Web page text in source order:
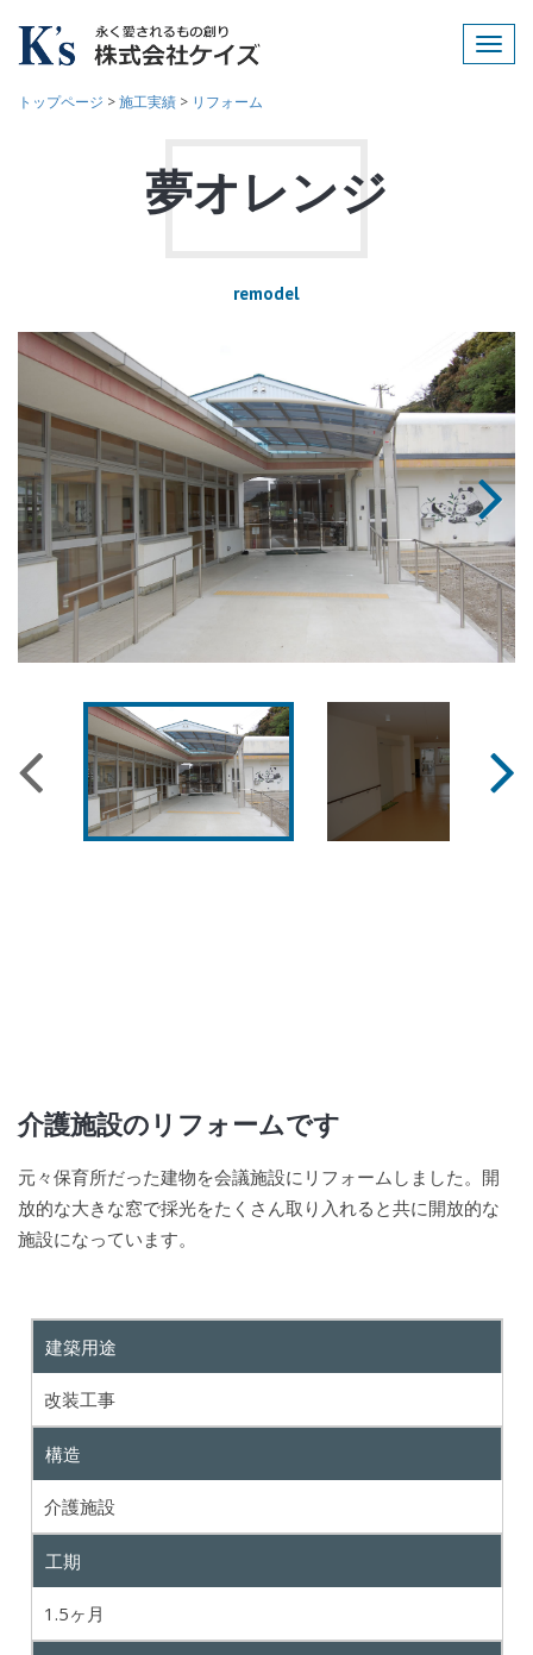
トップページ >施工実績 > リフォーム
夢オレンジ
remodel
介護施設のリフォームです
元々保育所だった建物を会議施設にリフォームしました。開
放的な大きな窓で採光をたくさん取り入れると共に開放的な
施設になっています。
建築用途
改装工事
構造
介護施設
工期
1.5ヶ月